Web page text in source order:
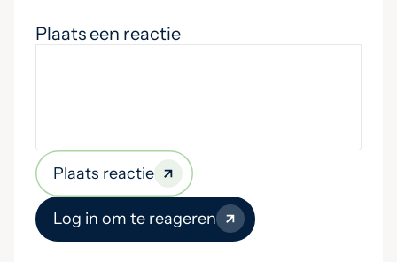
Plaats een reactie
Plaats reactie
Log in om te reageren